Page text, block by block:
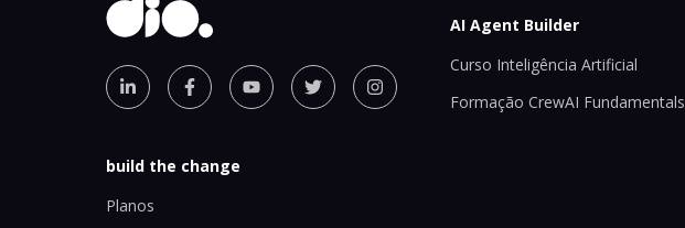
build the change
Planos
AI Agent Builder
Curso Inteligência Artificial
Formação CrewAI Fundamentals